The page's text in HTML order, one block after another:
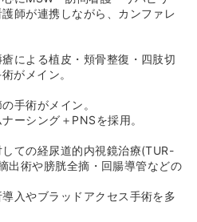
師が連携しながら、カンファレ
による植皮・頬骨整復・四肢切
がメイン。
手術がメイン。
ーシング＋PNSを採用。
しての経尿道的内視鏡治療(TUR-
出術や膀胱全摘・回腸導管などの
入やブラッドアクセス手術を多